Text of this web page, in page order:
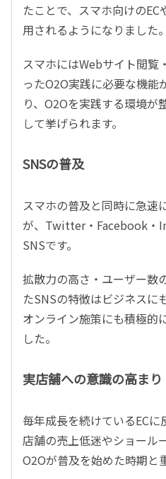
たことで、スマホ向けの
用されるようになりました。
スマホにはWebサイト閲覧
ったO2O実践に必要な機能
り、O2Oを実践する環境が
して挙げられます。
SNSの普及
スマホの普及と同時に急速
が、Twitter・Facebook・
SNSです。
拡散力の高さ・ユーザー数
たSNSの特徴はビジネスに
オンライン施策にも積極的
した。
実店舗への意識の高まり
毎年成長を続けているEC
店舗の売上低迷やショール
O2Oが普及を始めた時期と